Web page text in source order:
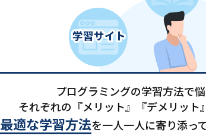
プログラミングの学習方法で悩
それぞれの『メリット』『デメリット
最適な学習方法を一人一人に寄り添っ